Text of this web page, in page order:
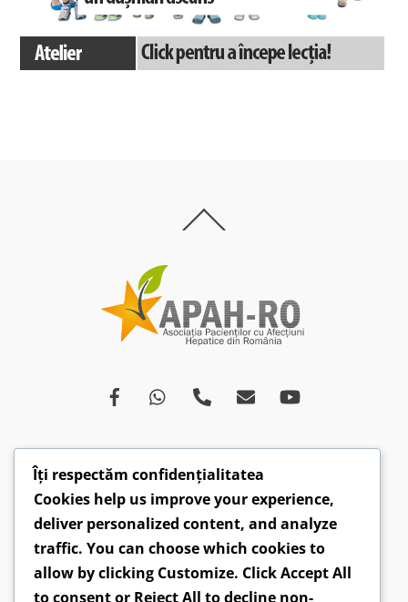
To
Despre Afecțiuni Ce spun medicii
Campanii
Drepturi
Susținători Opinii
Video
Articole
Comunicate
CONTACT: hepatobv@gmail.com | 0721 304 160 |
Faceboook.com/hepatoromania |GDPR
Îți respectăm confidențialitatea
Cookies help us improve your experience,
deliver personalized content, and analyze
traffic. You can choose which cookies to
allow by clicking Customize. ClickAccept All
to consent or Reject All to decline non-